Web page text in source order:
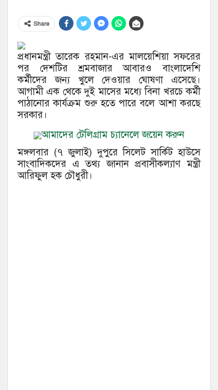
Share
প্রধানমন্ত্রী তারেক রহমান-এর মালয়েশিয়া সফরের
পর দেশটির শ্রমবাজার আবারও বাংলাদেশি
কর্মীদের জন্য খুলে দেওয়ার ঘোষণা এসেছে।
আগামী এক থেকে দুই মাসের মধ্যে বিনা খরচে কর্মী
পাঠানোর কার্যক্রম শুরু হতে পারে বলে আশা করছে
সরকার।
আমাদের টেলিগ্রাম চ্যানেলে জয়েন করুন
মঙ্গলবার (৭ জুলাই) দুপুরে সিলেট সার্কিট হাউসে
সাংবাদিকদের এ তথ্য জানান প্রবাসীকল্যাণ মন্ত্রী
আরিফুল হক চৌধুরী।